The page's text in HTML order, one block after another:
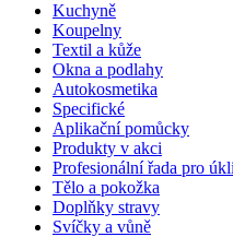
Kuchyně
Koupelny
Textil a kůže
Okna a podlahy
Autokosmetika
Specifické
Aplikační pomůcky
Produkty v akci
Profesionální řada pro
Tělo a pokožka
Doplňky stravy
Svíčky a vůně